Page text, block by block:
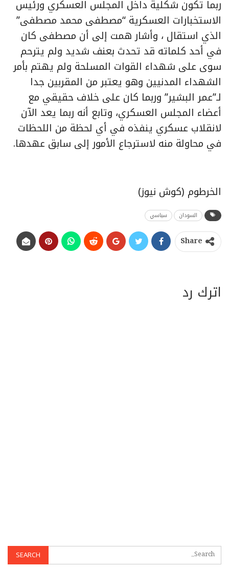
ربما تكون شكلية داخل المجلس العسكري ورئيس
الاستخبارات العسكرية “مصطفى محمد مصطفى”
الذي استقال ، وأشار همت إلى أن مصطفى كان
في أحد كلماته قد تحدث بعنف شديد ولم يترحم
سوى على شهداء القوات المسلحة ولم يهتم بأمر
الشهداء المدنيين وهو يعتبر من المقربين جدا
لـ”عمر البشير” وربما كان على خلاف حقيقي مع
أعضاء المجلس العسكري، وتابع أنه ربما يعد الآن
لانقلاب عسكري ينفذه في أي لحظة من اللحظات
في محاولة منه لاسترجاع الأمور إلى سابق عهدها.
الخرطوم (كوش نيوز)
السودان سياسي
Share
اترك رد